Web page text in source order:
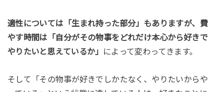
適性については「生まれ持った部分」もありますが、費
やす時間は「自分がその物事をどれだけ本心から好きで
やりたいと思えているか」
によって変わってきます。
そして「その物事が好きでしかたなく、やりたいからや